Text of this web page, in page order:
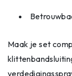
Maak je set